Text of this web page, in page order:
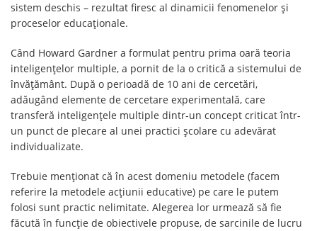
sistem deschis – rezultat firesc al dinamicii fenomenelor și
proceselor educaționale.
Când Howard Gardner a formulat pentru prima oară teoria
inteligențelor multiple, a pornit de la o critică a sistemului de
învățământ. După o perioadă de 10 ani de cercetări,
adăugând elemente de cercetare experimentală, care
transferă inteligențele multiple dintr-un concept criticat într-
un punct de plecare al unei practici școlare cu adevărat
individualizate.
Trebuie menționat că în acest domeniu metodele (facem
referire la metodele acțiunii educative) pe care le putem
folosi sunt practic nelimitate. Alegerea lor urmează să fie
făcută în funcție de obiectivele propuse, de sarcinile de lucru